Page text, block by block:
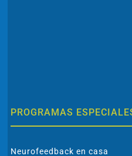
PROGRAMAS
Neurofeedback en casa